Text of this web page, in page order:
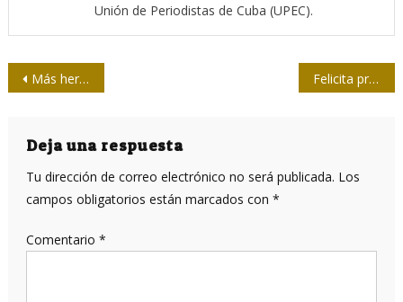
Unión de Periodistas de Cuba (UPEC).
Navegación
entradas
Más hermanos que nunca Felicita presidente de la Upec a la Asociación de Periodistas de Vietnam por su aniversario 75
Deja una respuesta
Tu dirección de correo electrónico no será publicada. Los
campos obligatorios están marcados con *
Comentario *